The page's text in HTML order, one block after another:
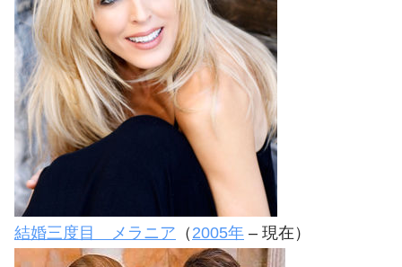
結婚三度目 メラニア （2005年 – 現在）